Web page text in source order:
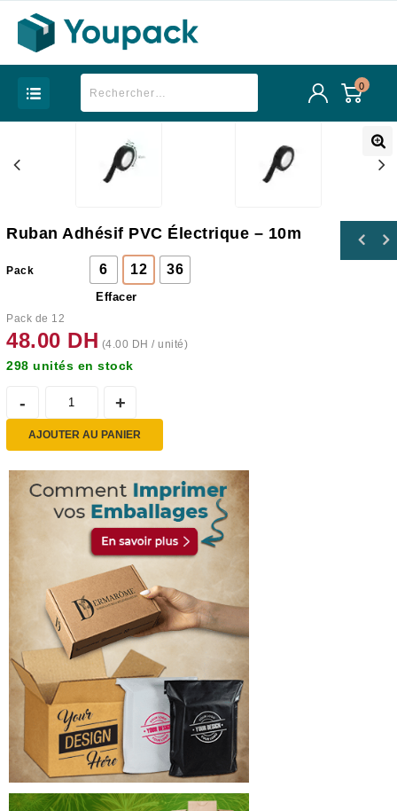
0
Ruban Adhésif PVC Électrique – 10m
Pack 6 12 36
Effacer
Pack de 12
48.00 DH (4.00 DH / unité)
298 unités en stock
AJOUTER AU PANIER